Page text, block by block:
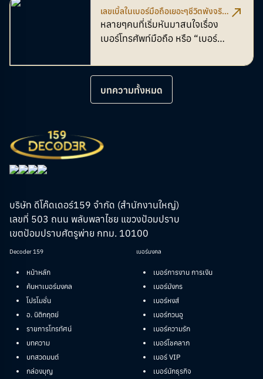
เลขเบิ้ลในเบอร์มือถือเยอะๆชีวิตพังจริง
ไหม
หลายๆคนที่เริ่มหันมาสนใจเรื่อง
เบอร์โทรศัพท์มือถือ หรือ “เบอร์
ว่า "เลขเบิ้ล" หรือเลขซ้ำๆกันใน
เบอร์โทรศัพท์นั้น
ไม่ดี
ไหม? วันนี้เราจะมาไขข้อสงสัยกัน
บทความทั้งหมด
บริษัท ดีโค๊ดเดอร์159 จำกัด (สำนักงานใหญ่)
เลขที่ 503 ถนน พลับพลาไชย แขวงป้อมปราบ
เขตป้อมปราบศัตรูพ่าย กทม. 10100
Decoder 159
หน้าหลัก
ค้นหาเบอร์มงคล
โปรโมชั่น
อ. นิติกฤตย์
รายการโทรทัศน์
บทความ
บทสวดมนต์
กล่องบุญ
เบอร์มงคล
เบอร์การงาน การเงิน
เบอร์มังกร
เบอร์หงส์
เบอร์กวนอู
เบอร์ความรัก
เบอร์โชคลาภ
เบอร์ VIP
เบอร์นักธุรกิจ